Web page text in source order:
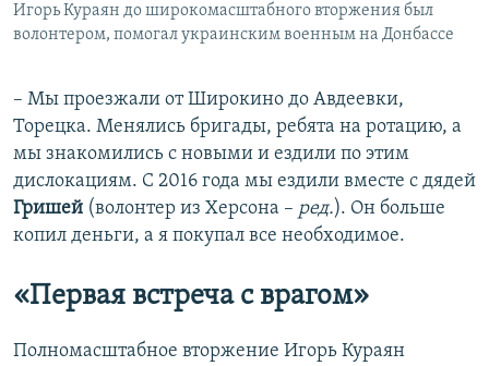
Игорь Кураян до широкомасштабного вторжения был
волонтером, помогал украинским военным на Донбассе
– Мы проезжали от Широкино до Авдеевки,
Торецка. Менялись бригады, ребята на ротацию, а
мы знакомились с новыми и ездили по этим
дислокациям. С 2016 года мы ездили вместе с дядей
Гришей (волонтер из Херсона – ред.). Он больше
копил деньги, а я покупал все необходимое.
«Первая встреча с врагом»
Полномасштабное вторжение Игорь Кураян